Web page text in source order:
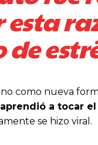
como nueva
a tocar el
se hizo viral.